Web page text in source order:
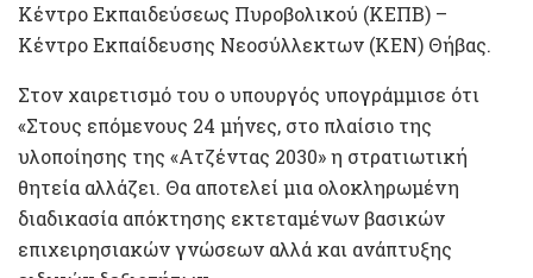
Κέντρο Εκπαιδεύσεως Πυροβολικού (ΚΕΠΒ) –
Κέντρο Εκπαίδευσης Νεοσύλλεκτων (ΚΕΝ) Θήβας.
Στον χαιρετισμό του ο υπουργός υπογράμμισε ότι
«Στους επόμενους 24 μήνες, στο πλαίσιο της
υλοποίησης της «Ατζέντας 2030» η στρατιωτική
θητεία αλλάζει. Θα αποτελεί μια ολοκληρωμένη
διαδικασία απόκτησης εκτεταμένων βασικών
επιχειρησιακών γνώσεων αλλά και ανάπτυξης